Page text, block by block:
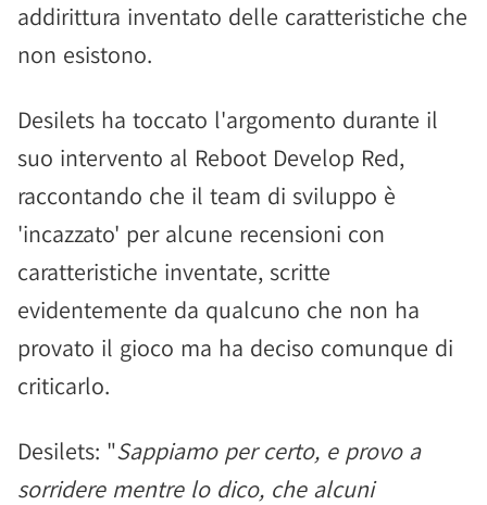
addirittura inventato delle caratteristiche che
non esistono.
Desilets ha toccato l'argomento durante il
suo intervento al Reboot Develop Red,
raccontando che il team di sviluppo è
'incazzato' per alcune recensioni con
caratteristiche inventate, scritte
evidentemente da qualcuno che non ha
provato il gioco ma ha deciso comunque di
criticarlo.
Desilets: "Sappiamo per certo, e provo a
sorridere mentre lo dico, che alcuni